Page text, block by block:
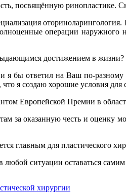
посвящённую ринопластике.
операции
достижением в жизни?
бы ответил на Ваш по-разному
я создаю хорошие условия
Европейской Премии в
за оказанную честь и оценку
главным для пластического
любой ситуации оставаться
хирургии